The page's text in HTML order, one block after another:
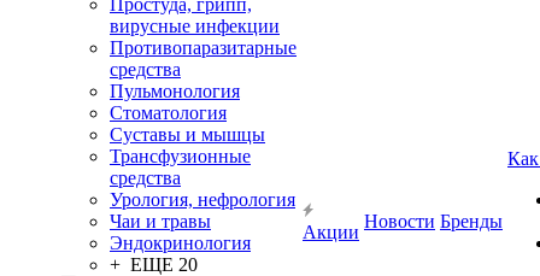
Простуда, грипп,
вирусные инфекции
Противопаразитарные
средства
Пульмонология
Стоматология
Суставы и мышцы
Трансфузионные
средства
Урология, нефрология
Чаи и травы
Эндокринология
+ ЕЩЕ 20
Акции
Новости Бренды